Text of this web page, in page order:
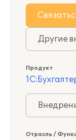
Другие
Продукт
Отрасль /